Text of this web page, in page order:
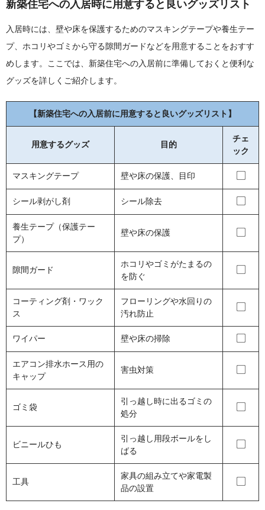
新築住宅への入居時に用意すると良いグッズリスト
入居時には、壁や床を保護するためのマスキングテープや養生テー
プ、ホコリやゴミから守る隙間ガードなどを用意することをおすす
めします。ここでは、新築住宅への入居前に準備しておくと便利な
グッズを詳しくご紹介します。
【新築住宅への入居前に用意すると良いグッズリスト】
用意するグッズ 目的
チェ
ック
マスキングテープ 壁や床の保護、目印
シール剥がし剤 シール除去
養生テープ（保護テー
プ）
壁や床の保護
隙間ガード
ホコリやゴミがたまるの
を防ぐ
コーティング剤・ワック
ス
フローリングや水回りの
汚れ防止
ワイパー 壁や床の掃除
エアコン排水ホース用の
キャップ
害虫対策
ゴミ袋
引っ越し時に出るゴミの
処分
ビニールひも
引っ越し用段ボールをし
ばる
工具
家具の組み立てや家電製
品の設置